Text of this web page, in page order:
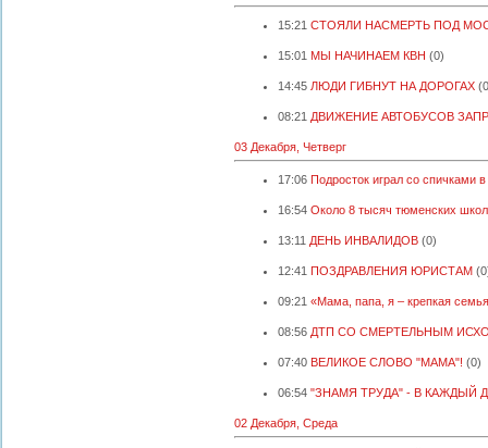
15:21 СТОЯЛИ НАСМЕРТЬ ПОД
15:01 МЫ НАЧИНАЕМ КВН (0)
14:45 ЛЮДИ ГИБНУТ НА ДОРОГАХ
08:21 ДВИЖЕНИЕ АВТОБУСОВ
03 Декабря, Четверг
17:06 Подросток играл со спичками
16:54 Около 8 тысяч тюменских
13:11 ДЕНЬ ИНВАЛИДОВ (0)
12:41 ПОЗДРАВЛЕНИЯ ЮРИСТАМ
09:21 «Мама, папа, я – крепкая
08:56 ДТП СО СМЕРТЕЛЬНЫМ
07:40 ВЕЛИКОЕ СЛОВО "МАМА"! (0)
06:54 "ЗНАМЯ ТРУДА" - В КАЖДЫЙ
02 Декабря, Среда